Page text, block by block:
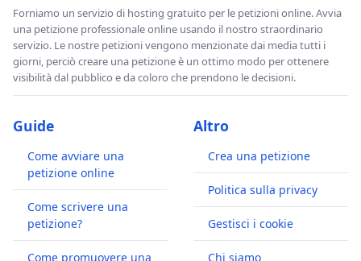
Forniamo un servizio di hosting gratuito per le petizioni online. Avvia
una petizione professionale online usando il nostro straordinario
servizio. Le nostre petizioni vengono menzionate dai media tutti i
giorni, perciò creare una petizione è un ottimo modo per ottenere
visibilità dal pubblico e da coloro che prendono le decisioni.
Guide
Come avviare una
petizione online
Come scrivere una
petizione?
Come promuovere una
Altro
Crea una petizione
Politica sulla privacy
Gestisci i cookie
Chi siamo